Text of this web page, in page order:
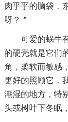
肉乎乎的脑袋，
呀？＂
可爱的蜗牛
的硬壳就是它们
角，柔软而敏感
更好的照顾它，
潮湿的地方，特
头或树叶下冬眠